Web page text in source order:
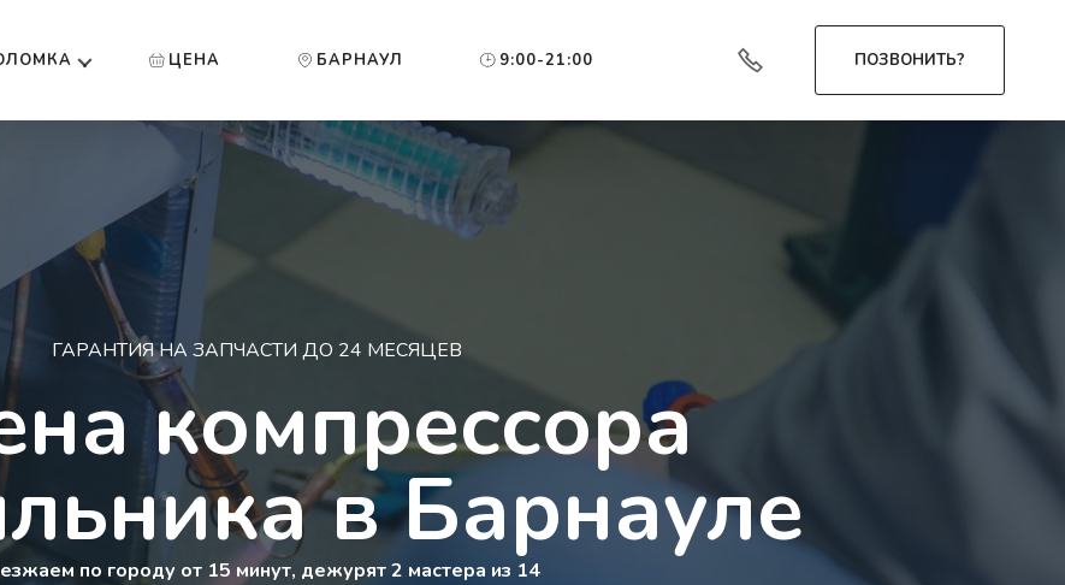
ЦЕНА БАРНАУЛ 9:00-21:00 ПОЗВОНИТЬ?
ГАРАНТИЯ НА ЗАПЧАСТИ ДО 24 МЕСЯЦЕВ
компрессора
в Барнауле
по городу от 15 минут, дежурят 2 мастера из 14